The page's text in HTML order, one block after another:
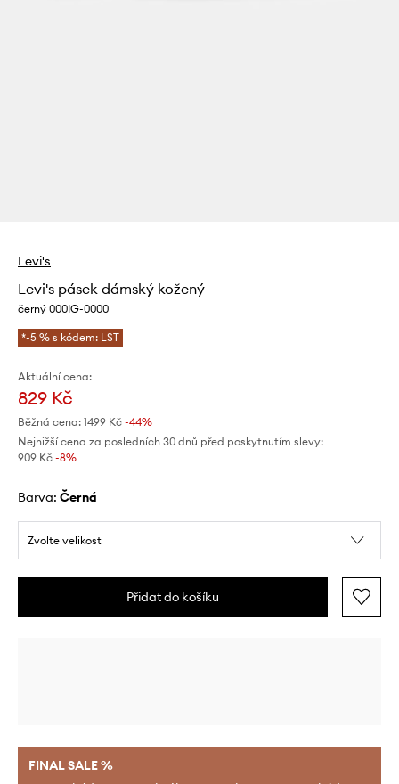
Levi's
Levi's pásek dámský kožený
černý 000IG-0000
*-5 % s kódem: LST
Aktuální cena:
829 Kč
Běžná cena: 1499 Kč -44%
Nejnižší cena za posledních 30 dnů před poskytnutím slevy:
909 Kč -8%
Barva: černá
Zvolte velikost
Přidat do košíku
FINAL SALE %